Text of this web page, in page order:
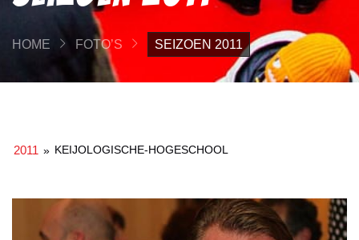
HOME FOTO’S SEIZOEN 2011
2011 » KEIJOLOGISCHE-HOGESCHOOL